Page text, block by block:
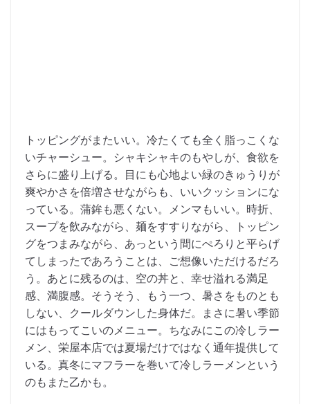
トッピングがまたいい。冷たくても全く脂っこくな
いチャーシュー。シャキシャキのもやしが、食欲を
さらに盛り上げる。目にも心地よい緑のきゅうりが
爽やかさを倍増させながらも、いいクッションにな
っている。蒲鉾も悪くない。メンマもいい。時折、
スープを飲みながら、麺をすすりながら、トッピン
グをつまみながら、あっという間にぺろりと平らげ
てしまったであろうことは、ご想像いただけるだろ
う。あとに残るのは、空の丼と、幸せ溢れる満足
感、満腹感。そうそう、もう一つ、暑さをものとも
しない、クールダウンした身体だ。まさに暑い季節
にはもってこいのメニュー。ちなみにこの冷しラー
メン、栄屋本店では夏場だけではなく通年提供して
いる。真冬にマフラーを巻いて冷しラーメンという
のもまた乙かも。